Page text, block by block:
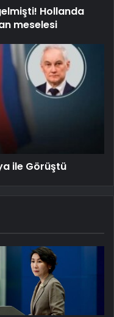
Hollanda
meselesi
ile Görüştü